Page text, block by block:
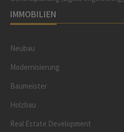
IMMOBILIEN
Neubau
Modernisierung
Baumeister
Holzbau
Real Estate Development